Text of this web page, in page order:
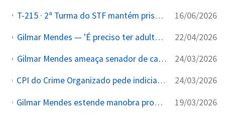
T-215 · 2ª Turma do STF mantém prisão de pai e primo de Daniel Vorcaro por 3×1; Gilmar Mendes diverge citando Lava Jato 16/06/2026
Gilmar Mendes — 'É preciso ter adultos na sala' — blindagem do STF no Caso Master 22/04/2026
Gilmar Mendes ameaça senador de cassação em discurso oficial na 2ª Turma do STF e acusa relator da CPI de ter 'colegas milicianos' 24/03/2026
CPI do Crime Organizado pede indiciamento de Tofoli, Alexandre de Moraes, Gilmar Mendes e Paulo Gonet por crimes de responsabilidade 24/03/2026
Gilmar Mendes estende manobra processual para anular sigilo do fundo Arlim de Fabiano Zetel, comprador da parte de Tofoli no resort de Trancoso 19/03/2026